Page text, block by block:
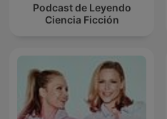
Podcast de Leyendo
Ciencia Ficción